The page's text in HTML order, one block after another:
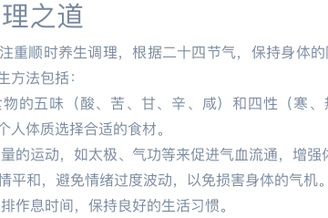
之道
重顺时养生调理，根据二十四节气，保持身体
方法包括：
物的五味（酸、苦、甘、辛、咸）和四性（寒、
人体质选择合适的食材。
的运动，如太极、气功等来促进气血流通，增强
平和，避免情绪过度波动，以免损害身体的气机。
作息时间，保持良好的生活习惯。